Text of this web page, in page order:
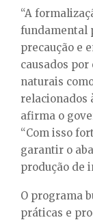
“A
fundamental
precaução e
causados
naturais
relacionados
afirma o
“Com isso
garantir o
produção de
O programa
práticas e